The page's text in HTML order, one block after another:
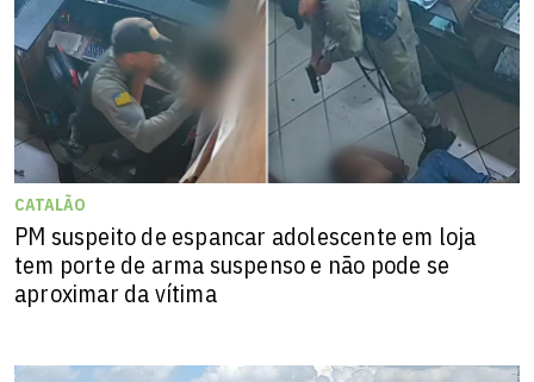
CATALÃO
PM suspeito de espancar adolescente em loja
tem porte de arma suspenso e não pode se
aproximar da vítima